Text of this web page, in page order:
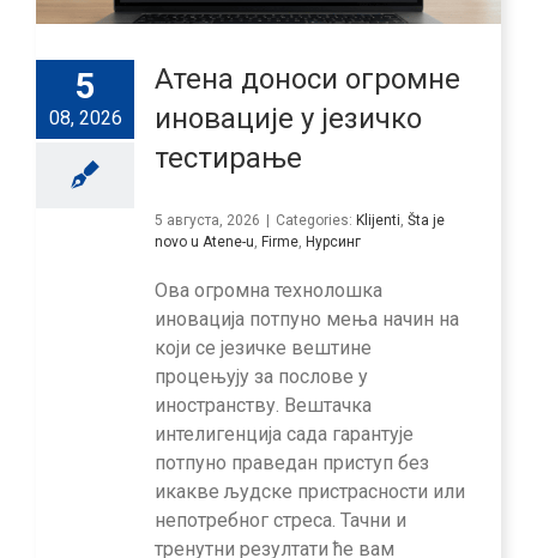
5
08, 2026
Атена доноси огромне
иновације у језичко
тестирање
5 августа, 2026 Categories: Klijenti, Šta je
novo u Atene-u, Firme, Нурсинг
Ова огромна технолошка
иновација потпуно мења начин на
који се језичке вештине
процењују за послове у
иностранству. Вештачка
интелигенција сада гарантује
потпуно праведан приступ без
икакве људске пристрасности или
непотребног стреса. Тачни и
тренутни резултати ће вам